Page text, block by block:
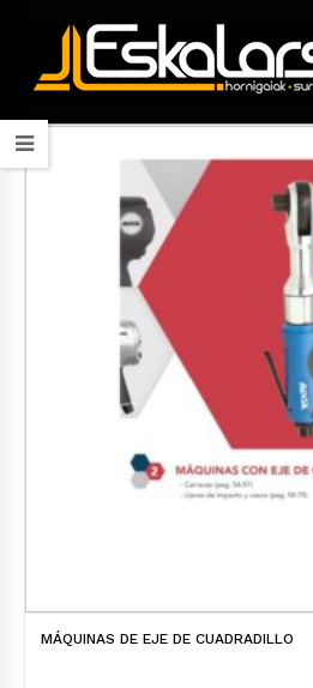
MÁQUINAS DE EJE DE CUADRADILLO